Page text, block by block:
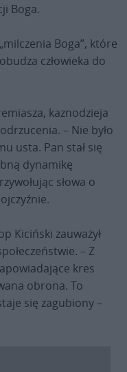
Boga.
Boga”, które
człowieka do
kaznodzieja
– Nie było
usta. Pan stał się
dynamikę
słowa o
Kiciński zauważył
– Z
kres
obrona. To
się zagubiony –